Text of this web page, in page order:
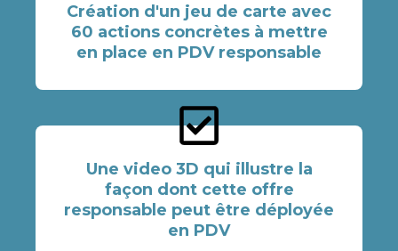
Création d'un jeu de carte avec
60 actions concrètes à mettre
en place en PDV responsable
Une video 3D qui illustre la
façon dont cette offre
responsable peut être déployée
en PDV